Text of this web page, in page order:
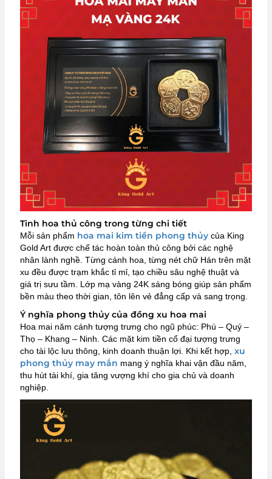
Tinh hoa thủ công trong từng chi tiết
Mỗi sản phẩm hoa mai kim tiền phong thủy của King
Gold Art được chế tác hoàn toàn thủ công bởi các nghệ
nhân lành nghề. Từng cánh hoa, từng nét chữ Hán trên mặt
xu đều được trạm khắc tỉ mỉ, tạo chiều sâu nghệ thuật và
giá trị sưu tầm. Lớp mạ vàng 24K sáng bóng giúp sản phẩm
bền màu theo thời gian, tôn lên vẻ đẳng cấp và sang trọng.
Ý nghĩa phong thủy của đồng xu hoa mai
Hoa mai năm cánh tượng trưng cho ngũ phúc: Phú – Quý –
Thọ – Khang – Ninh. Các mặt kim tiền cổ đại tượng trưng
cho tài lộc lưu thông, kinh doanh thuận lợi. Khi kết hợp, xu
phong thủy may mắn mang ý nghĩa khai vận đầu năm,
thu hút tài khí, gia tăng vượng khí cho gia chủ và doanh
nghiệp.